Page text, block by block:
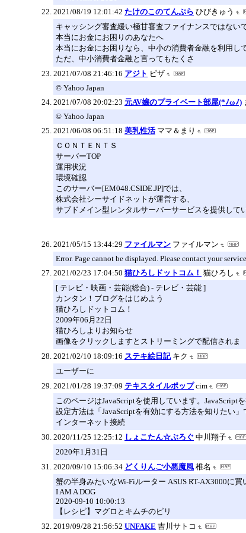
2021/08/19 12:01:42 たけのこのてんぷら ひびきゅう
キャッシング審査緩い極甘審査ファイナンスではない
本当にお金にお困りのあなたへ
本当にお金にお困りなら、中小の消費者金融を利用し
ただ、中小消費者金融と言ってもたくさ
2021/07/08 21:46:16 アジト ピザ
© Yahoo Japan
2021/07/08 20:02:23 元AV嬢のプライベート部屋(*ﾉωﾉ)
© Yahoo Japan
2021/06/08 06:51:18 美乳性活 ママ＆まり
ＣＯＮＴＥＮＴＳ
サーバーTOP
運用状況
環境確認
このサーバー[EM048.CSIDE.JP]では、
株式会社シーサイドネットが運営する、
サブドメイン型レンタルサーバーサービスを提供して
2021/05/15 13:44:29 ファイルマン ファイルマン
Error. Page cannot be displayed. Please contact your
2021/02/23 17:04:50 猫ひろしドットコム！ 猫ひろし
[ テレビ・映画・芸能(総合) - テレビ・芸能 ]
カンタン！ブログをはじめよう
猫ひろしドットコム！
2009年06月22日
猫ひろしよりお知らせ
画像をクリックしますとストリーミングで配信されま
2021/02/10 18:09:16 ステキ絵日記 キク
ユーザーに
2021/01/28 19:37:09 テキスタイルポップ cim
このページはJavaScriptを使用しています。JavaScript
設定方法は「JavaScriptを有効にする方法を知りたい」
インターネット接続
2020/11/25 12:25:12 しょこたん☆ぶろぐ 中川翔子
2020年1月31日
2020/09/10 15:06:34 どくりんご小悪魔風 椎名
蟹の半身みたいなWi-Fiルーター ASUS RT-AX3000に
I AM A DOG
2020-09-10 10:00:13
【レシピ】マグロとキムチのピリ
2019/09/28 21:56:52 UNFAKE 吉川サトコ